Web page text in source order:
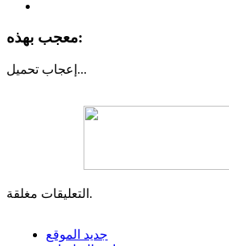
معجب بهذه:
إعجاب تحميل...
التعليقات مغلقة.
جديد الموقع